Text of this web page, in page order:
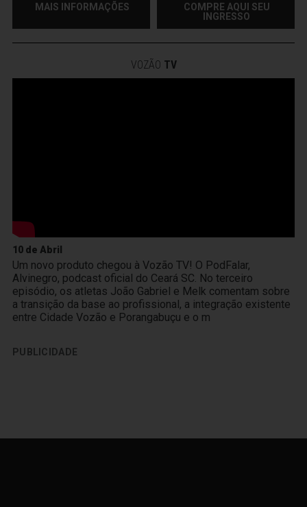
MAIS INFORMAÇÕES
COMPRE AQUI SEU
INGRESSO
VOZÃO TV
10 de Abril
Um novo produto chegou à Vozão TV! O PodFalar,
Alvinegro, podcast oficial do Ceará SC. No terceiro
episódio, os atletas João Gabriel e Melk comentam sobre
a transição da base ao profissional, a integração existente
entre Cidade Vozão e Porangabuçu e o m
PUBLICIDADE